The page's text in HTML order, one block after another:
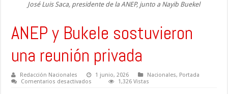
José Luis Saca, presidente de la ANEP, junto a Nayib Buekel
ANEP y Bukele sostuvieron
una reunión privada
Redacción Nacionales 1 junio, 2026 Nacionales, Portada
Comentarios desactivados
1,326 Vistas